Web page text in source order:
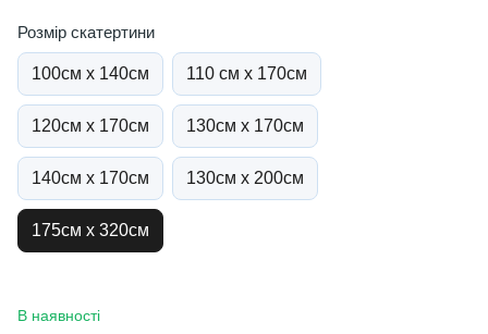
Розмір скатертини
100см х 140см 110 см х 170см
120см х 170см 130см х 170см
140см х 170см 130см х 200см
175см х 320см
В наявності